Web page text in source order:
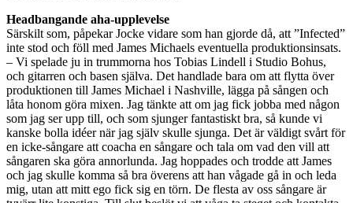
Headbangande aha-upplevelse
Särskilt som, påpekar Jocke vidare som han gjorde då, att ”Infected”
inte stod och föll med James Michaels eventuella produktionsinsats.
– Vi spelade ju in trummorna hos Tobias Lindell i Studio Bohus,
och gitarren och basen själva. Det handlade bara om att flytta över
produktionen till James Michael i Nashville, lägga på sången och
låta honom göra mixen. Jag tänkte att om jag fick jobba med någon
som jag ser upp till, och som sjunger fantastiskt bra, så kunde vi
kanske bolla idéer när jag själv skulle sjunga. Det är väldigt svårt för
en icke-sångare att coacha en sångare och tala om vad den vill att
sångaren ska göra annorlunda. Jag hoppades och trodde att James
och jag skulle komma så bra överens att han vågade gå in och leda
mig, utan att mitt ego fick sig en törn. De flesta av oss sångare är